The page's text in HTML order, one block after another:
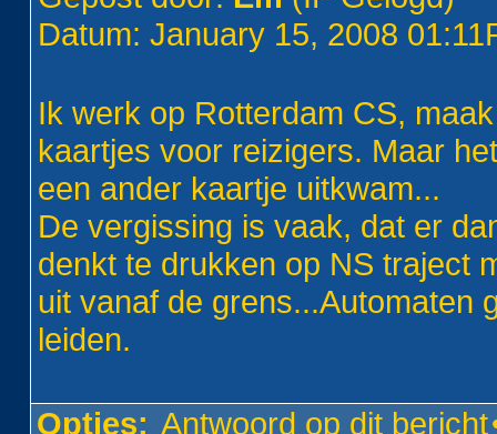
Datum: January 15, 2008
Ik werk op Rotterdam CS,
kaartjes voor reizigers. Maar
een ander kaartje uitkwam...
De vergissing is vaak, dat er
denkt te drukken op NS traject
uit vanaf de grens...Automaten
leiden.
Opties: Antwoord op dit bericht